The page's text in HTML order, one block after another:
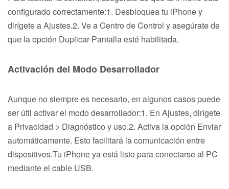
configurado correctamente:1. Desbloquea tu iPhone y
dirígete a Ajustes.2. Ve a Centro de Control y asegúrate de
que la opción Duplicar Pantalla esté habilitada.
Activación del Modo Desarrollador
Aunque no siempre es necesario, en algunos casos puede
ser útil activar el modo desarrollador:1. En Ajustes, dirígete
a Privacidad > Diagnóstico y uso.2. Activa la opción Enviar
automáticamente. Esto facilitará la comunicación entre
dispositivos.Tu iPhone ya está listo para conectarse al PC
mediante el cable USB.